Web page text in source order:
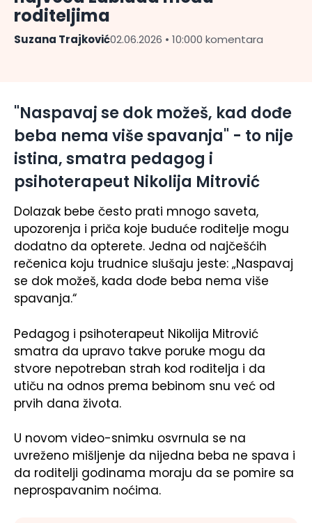
roditeljima
Suzana Trajković02.06.2026 • 10:000 komentara
"Naspavaj se dok možeš, kad dođe
beba nema više spavanja" - to nije
istina, smatra pedagog i
psihoterapeut Nikolija Mitrović
Dolazak bebe često prati mnogo saveta,
upozorenja i priča koje buduće roditelje mogu
dodatno da opterete. Jedna od najčešćih
rečenica koju trudnice slušaju jeste: „Naspavaj
se dok možeš, kada dođe beba nema više
spavanja.“
Pedagog i psihoterapeut Nikolija Mitrović
smatra da upravo takve poruke mogu da
stvore nepotreban strah kod roditelja i da
utiču na odnos prema bebinom snu već od
prvih dana života.
U novom video-snimku osvrnula se na
uvreženo mišljenje da nijedna beba ne spava i
da roditelji godinama moraju da se pomire sa
neprospavanim noćima.